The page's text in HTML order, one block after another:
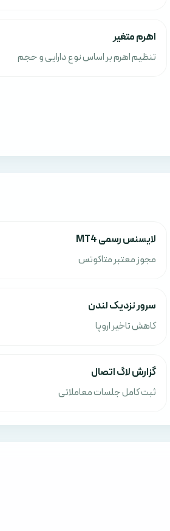
اهرم متغیر
تنظیم اهرم بر اساس نوع دارایی و حجم
لایسنس رسمی MT4
مجوز معتبر متاکوتس
سرور نزدیک لندن
کاهش تاخیر اروپا
گزارش لاگ اتصال
ثبت کامل جلسات معاملاتی